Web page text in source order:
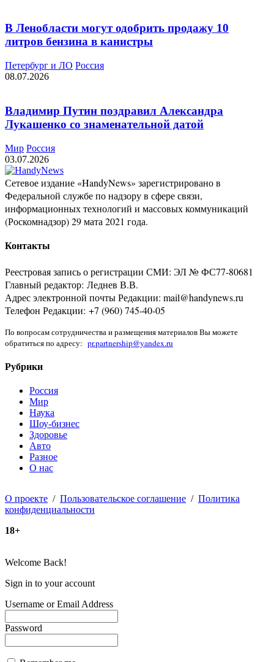
В Ленобласти могут одобрить продажу 10
литров бензина в канистры
Петербург и ЛО Россия
08.07.2026
Владимир Путин поздравил Александра
Лукашенко со знаменательной датой
Мир Россия
03.07.2026
Сетевое издание «HandyNews» зарегистрировано в
Федеральной службе по надзору в сфере связи,
информационных технологий и массовых коммуникаций
(Роскомнадзор) 29 мата 2021 года.
Контакты
Реестровая запись о регистрации СМИ: ЭЛ № ФС77-80681
Главный редактор: Леднев В.В.
Адрес электронной почты Редакции: mail@handynews.ru
Телефон Редакции: +7 (960) 745-40-05
По вопросам сотрудничества и размещения материалов Вы можете
обратиться по адресу: pr.partnership@yandex.ru
Рубрики
Россия
Мир
Наука
Шоу-бизнес
Здоровье
Авто
Разное
О нас
О проекте / Пользовательское соглашение / Политика
конфиденциальности
18+
Welcome Back!
Sign in to your account
Username or Email Address
Password